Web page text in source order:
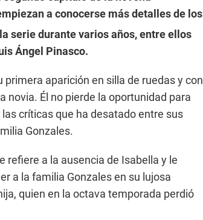
a conocerse más detalles de los
serie durante varios años, entre ellos
Ángel Pinasco.
primera aparición en silla de ruedas y con
novia. Él no pierde la oportunidad para
las críticas que ha desatado entre sus
Gonzales.
refiere a la ausencia de Isabella y le
a la familia Gonzales en su lujosa
quien en la octava temporada perdió